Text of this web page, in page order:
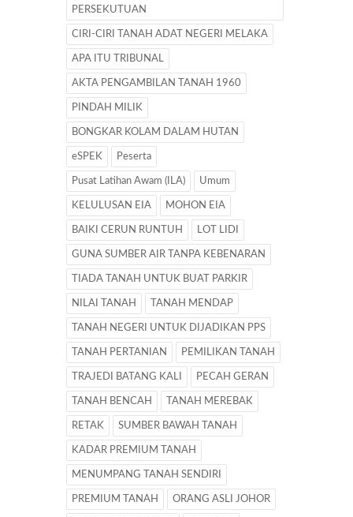
PERSEKUTUAN
CIRI-CIRI TANAH ADAT NEGERI MELAKA
APA ITU TRIBUNAL
AKTA PENGAMBILAN TANAH 1960
PINDAH MILIK
BONGKAR KOLAM DALAM HUTAN
eSPEK Peserta
Pusat Latihan Awam (ILA) Umum
KELULUSAN EIA MOHON EIA
BAIKI CERUN RUNTUH LOT LIDI
GUNA SUMBER AIR TANPA KEBENARAN
TIADA TANAH UNTUK BUAT PARKIR
NILAI TANAH TANAH MENDAP
TANAH NEGERI UNTUK DIJADIKAN PPS
TANAH PERTANIAN PEMILIKAN TANAH
TRAJEDI BATANG KALI PECAH GERAN
TANAH BENCAH TANAH MEREBAK
RETAK SUMBER BAWAH TANAH
KADAR PREMIUM TANAH
MENUMPANG TANAH SENDIRI
PREMIUM TANAH ORANG ASLI JOHOR